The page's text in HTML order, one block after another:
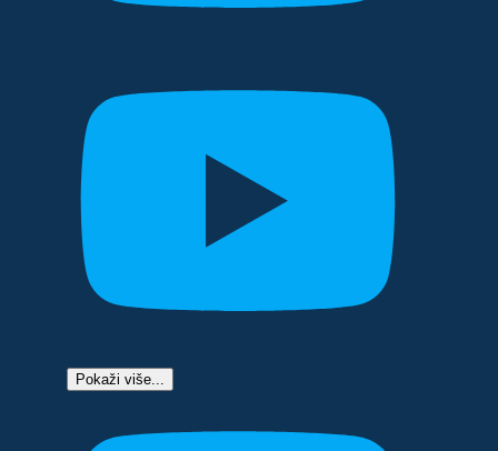
Pokaži više...